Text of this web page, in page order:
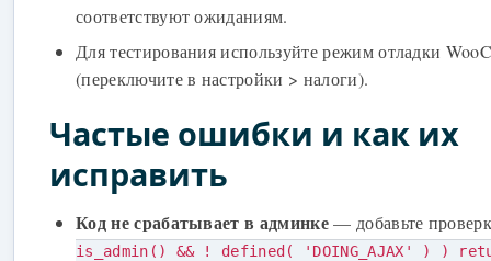
соответствуют ожиданиям.
Для тестирования используйте режим отладки
(переключите в настройки > налоги).
Частые ошибки и как их
исправить
Код не срабатывает в админке— добавьте
is_admin() && ! defined( 'DOING_AJAX' ) )